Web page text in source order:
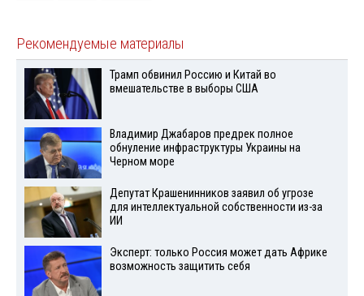
Рекомендуемые материалы
Трамп обвинил Россию и Китай во
вмешательстве в выборы США
Владимир Джабаров предрек полное
обнуление инфраструктуры Украины на
Черном море
Депутат Крашенинников заявил об угрозе
для интеллектуальной собственности из-за
ИИ
Эксперт: только Россия может дать Африке
возможность защитить себя